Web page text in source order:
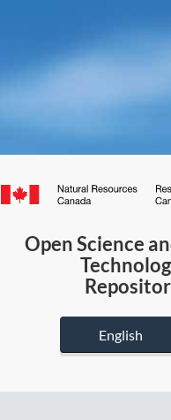
Canada.ca
Open Science
English